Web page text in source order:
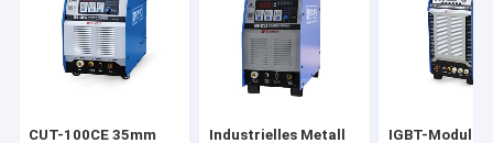
CUT-100CE 35mm Industrielles Metall IGBT-Modul